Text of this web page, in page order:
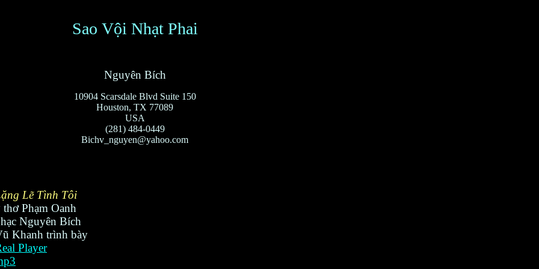
Sao Vội Nhạt Phai
Nguyên Bích
10904 Scarsdale Blvd Suite 150
Houston, TX 77089
USA
(281) 484-0449
Bichv_nguyen@yahoo.com
Lẽ Tình Tôi
thơ Phạm Oanh
Nguyên Bích
Khanh trình bày
Player